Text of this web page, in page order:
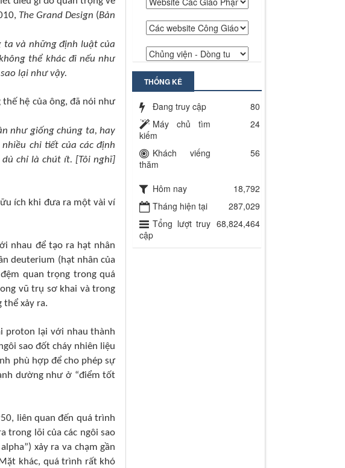
The Grand Design (Bản
ta và những định luật của
thể khác đi nếu như
lại như vậy.
hệ của ông, đã nói như
như giống chúng ta, hay
chi tiết của các định
chỉ là chút ít. [Tôi nghĩ]
ích khi đưa ra một vài ví
nhau để tạo ra hạt nhân
deuterium (hạt nhân của
quan trọng trong quá
vũ trụ sơ khai và trong
thể xảy ra.
proton lại với nhau thành
sao đốt cháy nhiên liệu
phù hợp để cho phép sự
dường như ở “điểm tốt
, liên quan đến quá trình
trong lõi của các ngôi sao
xảy ra va chạmgần
khác, quá trình rất khó
THỐNG KÊ
Đang truy cập
80
Máy chủ tìm
kiếm
24
Khách viếng
thăm
56
Hôm nay
18,792
Tháng hiện tại
287,029
Tổng lượt truy
cập
68,824,464